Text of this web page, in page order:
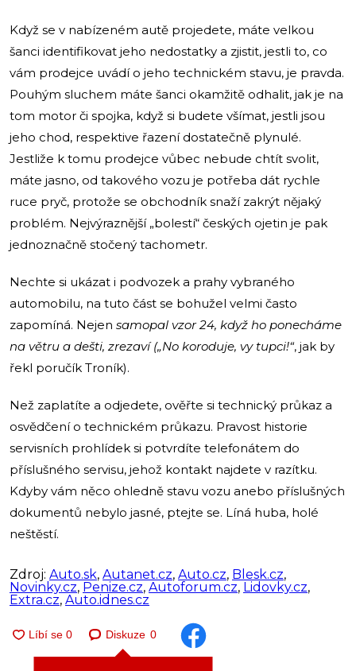
Když se v nabízeném autě projedete, máte velkou
šanci identifikovat jeho nedostatky a zjistit, jestli to, co
vám prodejce uvádí o jeho technickém stavu, je pravda.
Pouhým sluchem máte šanci okamžitě odhalit, jak je na
tom motor či spojka, když si budete všímat, jestli jsou
jeho chod, respektive řazení dostatečně plynulé.
Jestliže k tomu prodejce vůbec nebude chtít svolit,
máte jasno, od takového vozu je potřeba dát rychle
ruce pryč, protože se obchodník snaží zakrýt nějaký
problém. Nejvýraznější „bolestí“ českých ojetin je pak
jednoznačně stočený tachometr.
Nechte si ukázat i podvozek a prahy vybraného
automobilu, na tuto část se bohužel velmi často
zapomíná. Nejen samopal vzor 24, když ho ponecháme
na větru a dešti, zrezaví („No koroduje, vy tupci!“, jak by
řekl poručík Troník).
Než zaplatíte a odjedete, ověřte si technický průkaz a
osvědčení o technickém průkazu. Pravost historie
servisních prohlídek si potvrdíte telefonátem do
příslušného servisu, jehož kontakt najdete v razítku.
Kdyby vám něco ohledně stavu vozu anebo příslušných
dokumentů nebylo jasné, ptejte se. Líná huba, holé
neštěstí.
Zdroj: Auto.sk, Autanet.cz, Auto.cz, Blesk.cz,
Novinky.cz, Penize.cz, Autoforum.cz, Lidovky.cz,
Extra.cz, Auto.idnes.cz
Diskuze 0